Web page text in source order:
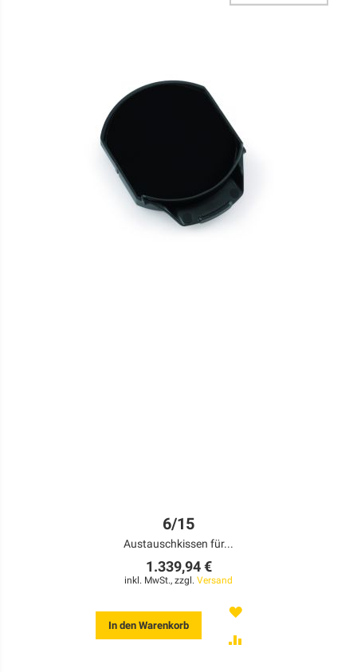
6/15
Austauschkissen für...
1.339,94 €
inkl. MwSt., zzgl. Versand
In den Warenkorb
MERKEN